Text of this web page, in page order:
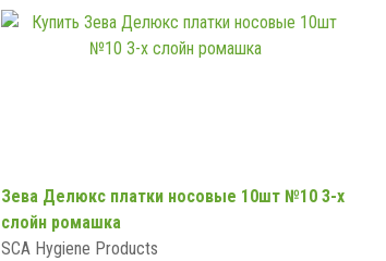
Зева Делюкс платки носовые 10шт №10 3-х
слойн ромашка
SCA Hygiene Products